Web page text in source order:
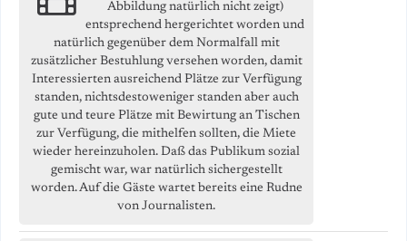
Abbildung natürlich nicht zeigt)
entsprechend hergerichtet worden und
natürlich gegenüber dem Normalfall mit
zusätzlicher Bestuhlung versehen worden, damit
Interessierten ausreichend Plätze zur Verfügung
standen, nichtsdestoweniger standen aber auch
gute und teure Plätze mit Bewirtung an Tischen
zur Verfügung, die mithelfen sollten, die Miete
wieder hereinzuholen. Daß das Publikum sozial
gemischt war, war natürlich sichergestellt
worden. Auf die Gäste wartet bereits eine Rudne
von Journalisten.